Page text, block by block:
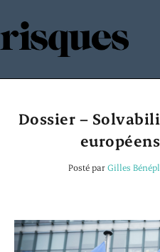
Dossier –
Posté parGilles